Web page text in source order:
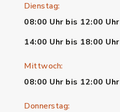
Dienstag:
08:00 Uhr bis 12:00 Uhr
14:00 Uhr bis 18:00 Uhr
Mittwoch:
08:00 Uhr bis 12:00 Uhr
Donnerstag: